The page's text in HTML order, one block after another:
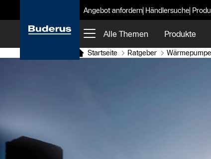
Angebot anfordern Händlersuche
Alle Themen Produkte
Startseite Ratgeber Wärmepumpe